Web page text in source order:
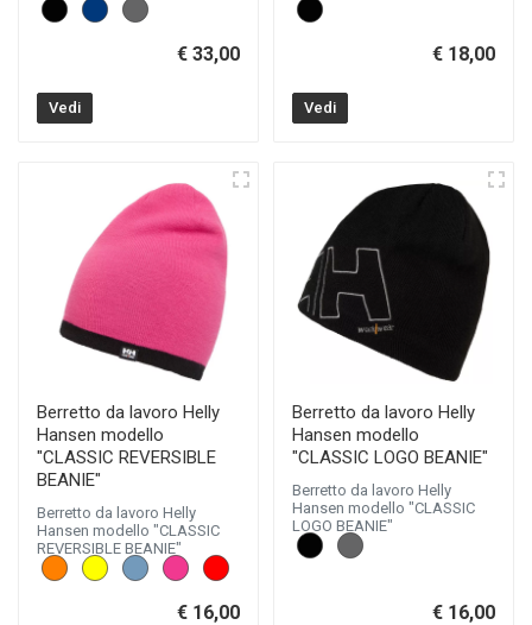
€ 33,00
Vedi
€ 18,00
Vedi
Berretto da lavoro Helly
Hansen modello
"CLASSIC REVERSIBLE
BEANIE"
Berretto da lavoro Helly
Hansen modello "CLASSIC
REVERSIBLE BEANIE"
€ 16,00
Berretto da lavoro Helly
Hansen modello
"CLASSIC LOGO BEANIE"
Berretto da lavoro Helly
Hansen modello "CLASSIC
LOGO BEANIE"
€ 16,00